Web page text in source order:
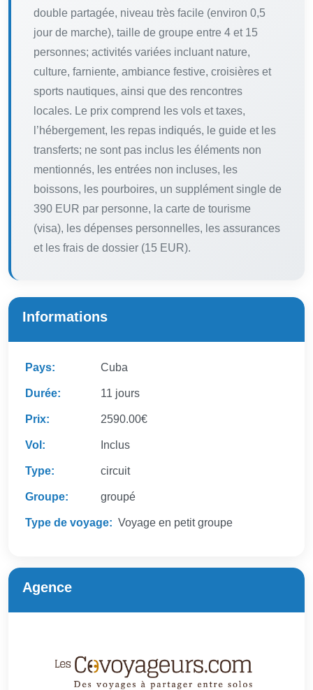
double partagée, niveau très facile (environ 0,5
jour de marche), taille de groupe entre 4 et 15
personnes; activités variées incluant nature,
culture, farniente, ambiance festive, croisières et
sports nautiques, ainsi que des rencontres
locales. Le prix comprend les vols et taxes,
l’hébergement, les repas indiqués, le guide et les
transferts; ne sont pas inclus les éléments non
mentionnés, les entrées non incluses, les
boissons, les pourboires, un supplément single de
390 EUR par personne, la carte de tourisme
(visa), les dépenses personnelles, les assurances
et les frais de dossier (15 EUR).
Informations
Pays: Cuba
Durée: 11 jours
Prix: 2590.00€
Vol: Inclus
Type: circuit
Groupe: groupé
Type de voyage: Voyage en petit groupe
Agence